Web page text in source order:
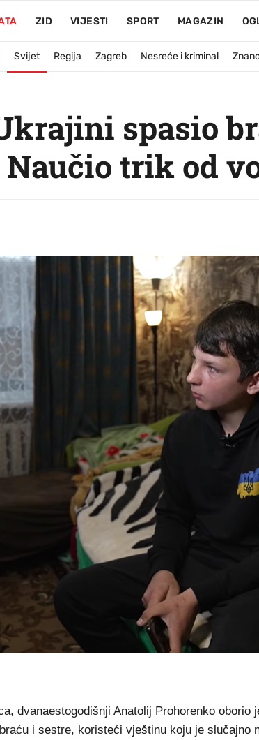
ZID VIJESTI SPORT MAGAZIN
Svijet Regija Zagreb Nesreće i kriminal
spasio
Naučio trik od
dvanaestogodišnji Anatolij Prohorenko oborio
i sestre, koristeći vještinu koju je slučajno